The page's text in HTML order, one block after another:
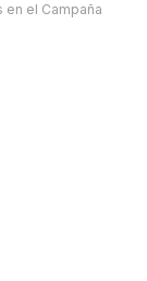
en el Campaña